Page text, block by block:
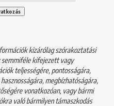
kizárólag szórakoztatási
semmiféle kifejezett vagy
teljességére, pontosságára,
megbízhatóságára,
vonatkozóan, vagy bármi
való bármilyen támaszkodás